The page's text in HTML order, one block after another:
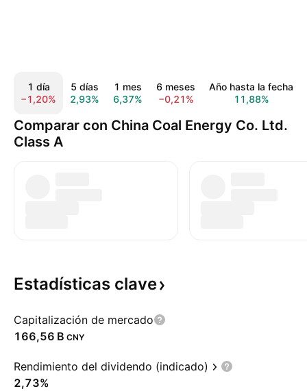
1 día
−1,20%
5 días
2,93%
1 mes
6,37%
6 meses
−0,21%
Año hasta la fecha
11,88%
Comparar con China Coal Energy Co. Ltd.
Class A
Estadísticas clave
Capitalización de mercado
‪166,56 B‬ CNY
Rendimiento del dividendo (indicado)
2,73%